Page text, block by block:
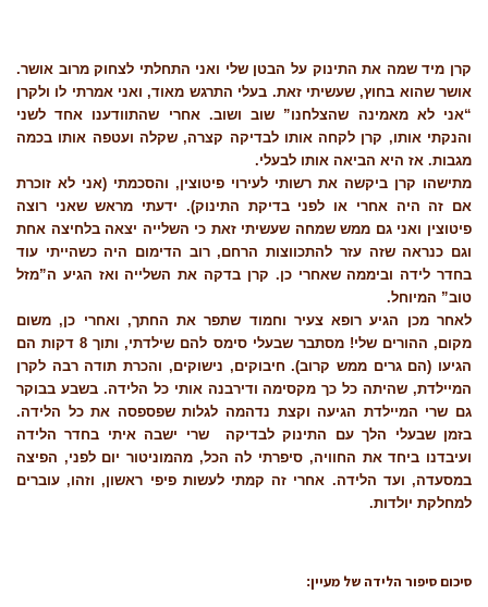
קרן מיד שמה את התינוק על הבטן שלי ואני התחלתי לצחוק מרוב אושר.
אושר שהוא בחוץ, שעשיתי זאת. בעלי התרגש מאוד, ואני אמרתי לו ולקרן
“אני לא מאמינה שהצלחנו” שוב ושוב. אחרי שהתוודענו אחד לשני
והנקתי אותו, קרן לקחה אותו לבדיקה קצרה, שקלה ועטפה אותו בכמה
מגבות. אז היא הביאה אותו לבעלי.
מתישהו קרן ביקשה את רשותי לעירוי פיטוצין, והסכמתי (אני לא זוכרת
אם זה היה אחרי או לפני בדיקת התינוק). ידעתי מראש שאני רוצה
פיטוצין ואני גם ממש שמחה שעשיתי זאת כי השלייה יצאה בלחיצה אחת
וגם כנראה שזה עזר להתכווצות הרחם, רוב הדימום היה כשהייתי עוד
בחדר לידה וביממה שאחרי כן. קרן בדקה את השלייה ואז הגיע ה”מזל
טוב” המיוחל.
לאחר מכן הגיע רופא צעיר וחמוד שתפר את החתך, ואחרי כן, משום
מקום, ההורים שלי! מסתבר שבעלי סימס להם שילדתי, ותוך 8 דקות הם
הגיעו (הם גרים ממש קרוב). חיבוקים, נישוקים, והכרת תודה רבה לקרן
המיילדת, שהיתה כל כך מקסימה ודירבנה אותי כל הלידה. בשבע בבוקר
גם שרי המיילדת הגיעה וקצת נדהמה לגלות שפספסה את כל הלידה.
בזמן שבעלי הלך עם התינוק לבדיקה שרי ישבה איתי בחדר הלידה
ועיבדנו ביחד את החוויה, סיפרתי לה הכל, מהמוניטור יום לפני, הפיצה
במסעדה, ועד הלידה. אחרי זה קמתי לעשות פיפי ראשון, וזהו, עוברים
למחלקת יולדות.
סיכום סיפור הלידה של מעיין: